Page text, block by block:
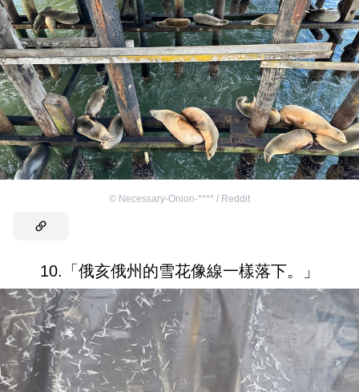
© Necessary-Onion-**** / Reddit
10.「俄亥俄州的雪花像線一樣落下。」